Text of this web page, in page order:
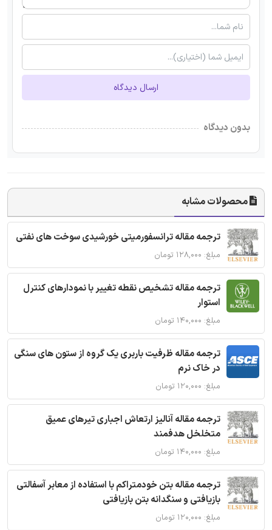
ارسال دیدگاه
بدون دیدگاه
محصولات مشابه
ترجمه مقاله ترانسفورمیتی خورشیدی سوخت های نفتی
مبلغ: ۱۲۸,۰۰۰ تومان
ترجمه مقاله تشخیص نقطه تغییر با نمودارهای کنترل
استوار
مبلغ: ۱۴۰,۰۰۰ تومان
ترجمه مقاله ظرفیت باربری یک گروه از ستون های سنگی
در خاک نرم
مبلغ: ۱۲۰,۰۰۰ تومان
ترجمه مقاله آنالیز ارتعاش اجباری تیرهای عمیق
متخلخل هدفمند
مبلغ: ۱۴۰,۰۰۰ تومان
ترجمه مقاله بتن خودمتراکم با استفاده از معابر آسفالتی
بازیافتی و سنگدانه بتن بازیافتی
مبلغ: ۱۲۰,۰۰۰ تومان